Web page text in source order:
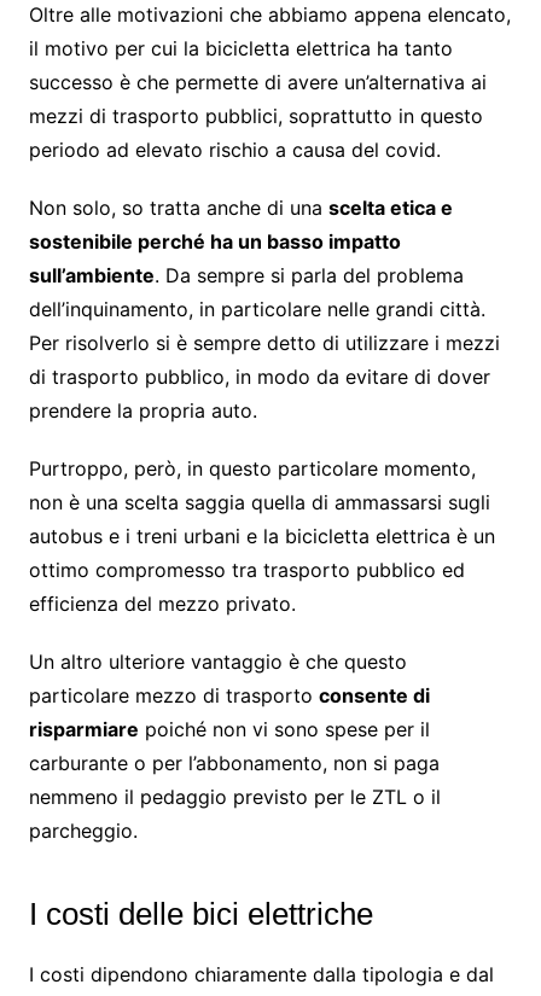
Oltre alle motivazioni che abbiamo appena elencato,
il motivo per cui la bicicletta elettrica ha tanto
successo è che permette di avere un’alternativa ai
mezzi di trasporto pubblici, soprattutto in questo
periodo ad elevato rischio a causa del covid.
Non solo, so tratta anche di una scelta etica e
sostenibile perché ha un basso impatto
sull’ambiente. Da sempre si parla del problema
dell’inquinamento, in particolare nelle grandi città.
Per risolverlo si è sempre detto di utilizzare i mezzi
di trasporto pubblico, in modo da evitare di dover
prendere la propria auto.
Purtroppo, però, in questo particolare momento,
non è una scelta saggia quella di ammassarsi sugli
autobus e i treni urbani e la bicicletta elettrica è un
ottimo compromesso tra trasporto pubblico ed
efficienza del mezzo privato.
Un altro ulteriore vantaggio è che questo
particolare mezzo di trasporto consente di
risparmiare poiché non vi sono spese per il
carburante o per l’abbonamento, non si paga
nemmeno il pedaggio previsto per le ZTL o il
parcheggio.
I costi delle bici elettriche
I costi dipendono chiaramente dalla tipologia e dal